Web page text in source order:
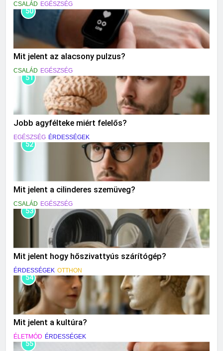
CSALÁD EGÉSZSÉG
50
Mit jelent az alacsony pulzus?
CSALÁD EGÉSZSÉG
51
Jobb agyfélteke miért felelős?
EGÉSZSÉG ÉRDESSÉGEK
52
Mit jelent a cilinderes szemüveg?
CSALÁD EGÉSZSÉG
53
Mit jelent hogy hőszivattyús szárítógép?
ÉRDESSÉGEK OTTHON
54
Mit jelent a kultúra?
ÉLETMÓD ÉRDESSÉGEK
55